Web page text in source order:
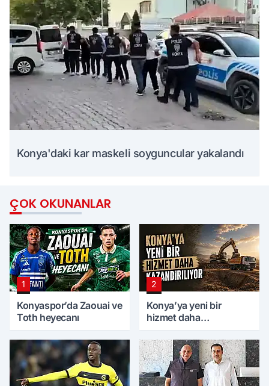
Konya'daki kar maskeli soyguncular yakalandı
ÇOK OKUNANLAR
1
Konyaspor’da Zaouai ve
Toth heyecanı
2
Konya’ya yeni bir
hizmet daha